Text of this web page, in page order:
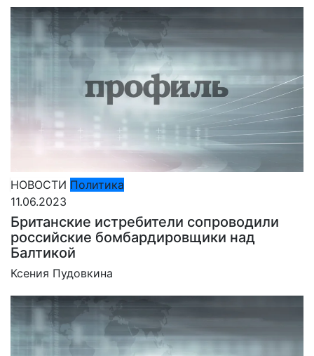
НОВОСТИ Политика
11.06.2023
Британские истребители сопроводили
российские бомбардировщики над
Балтикой
Ксения Пудовкина